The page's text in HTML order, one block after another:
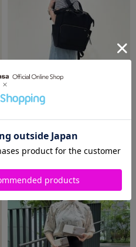
2026.08.08
Samantha Thavasa